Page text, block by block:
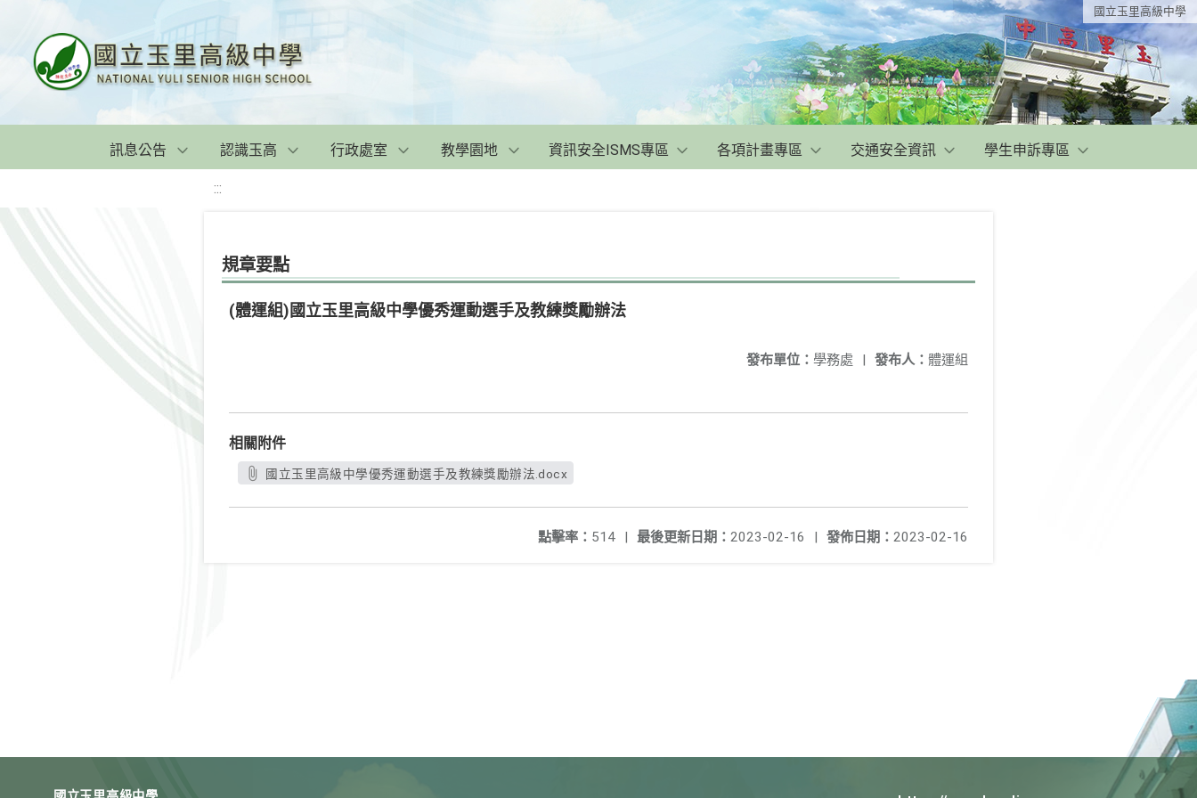
國立玉里高級中學
訊息公告 認識玉高 行政處室 教學園地 資訊安全ISMS專區 各項計畫專區 交通安全資訊 學生申訴專區
:::
規章要點
(體運組)國立玉里高級中學優秀運動選手及教練獎勵辦法
發布人： 體運組
發布單位： 學務處 |
相關附件
國立玉里高級中學優秀運動選手及教練獎勵辦法.docx
發佈日期： 2023-02-16
最後更新日期： 2023-02-16 |
點擊率： 514 |